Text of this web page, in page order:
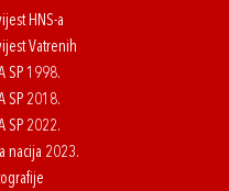
HNS-a
Vatrenih
SP 1998.
SP 2018.
SP 2022.
nacija 2023.